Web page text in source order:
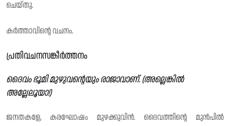
ചെയ്തു.
കർത്താവിന്റെ വചനം.
പ്രതിവചനസങ്കീർത്തനം
ദൈവം ഭൂമി മുഴുവന്റെയും രാജാവാണ്. (അല്ലെങ്കിൽ
അല്ലേലൂയാ!)
ജനതകളേ, കരഘോഷം മുഴക്കുവിൻ. ദൈവത്തിൻ്റെ മുൻപിൽ